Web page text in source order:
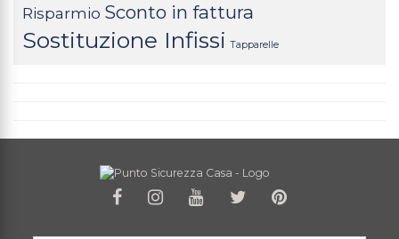
Risparmio Sconto in fattura
Sostituzione Infissi Tapparelle